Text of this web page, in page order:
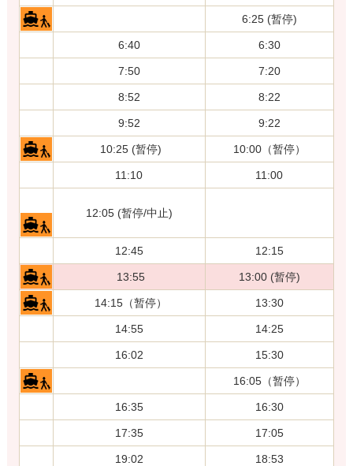
6:25 (暂停)
6:40 6:30
7:50 7:20
8:52 8:22
9:52 9:22
10:25 (暂停) 10:00（暂停）
11:10 11:00
12:05 (暂停/中止)
12:45 12:15
13:55 13:00 (暂停)
14:15（暂停） 13:30
14:55 14:25
16:02 15:30
16:05（暂停）
16:35 16:30
17:35 17:05
19:02 18:53